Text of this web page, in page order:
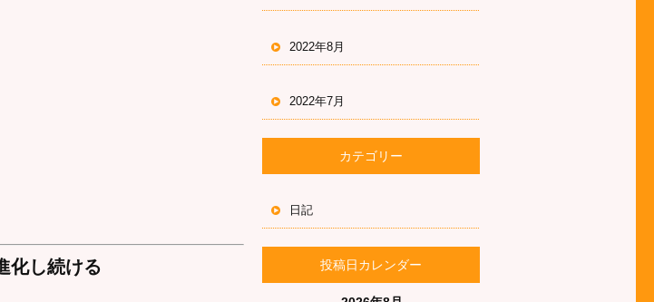
化し続ける
2022年8月
2022年7月
カテゴリー
日記
投稿日カレンダー